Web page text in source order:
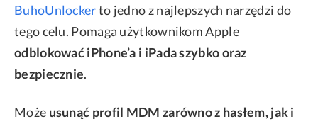
BuhoUnlockerto jedno z najlepszych narzędzi do
tego celu. Pomaga użytkownikom Apple
odblokować iPhone’a i iPada szybko oraz
bezpiecznie.
Może usunąć profil MDM zarówno z hasłem, jak i